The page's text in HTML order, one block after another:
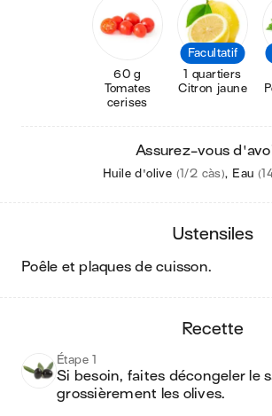
60 g
Tomates
cerises
Facultatif
1 quartiers
Citron jaune
Assurez-vous
Huile d'olive (1/2 càs), Eau
ustensiles
poêle et plaques de cuisson.
recette
Étape 1
Si besoin, faites décongeler le
grossièrement les olives.